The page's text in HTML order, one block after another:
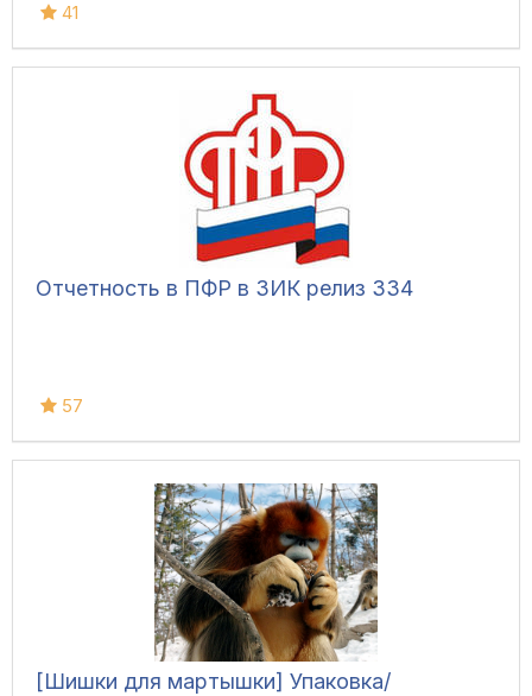
41
Отчетность в ПФР в ЗИК релиз З34
57
[Шишки для мартышки] Упаковка/